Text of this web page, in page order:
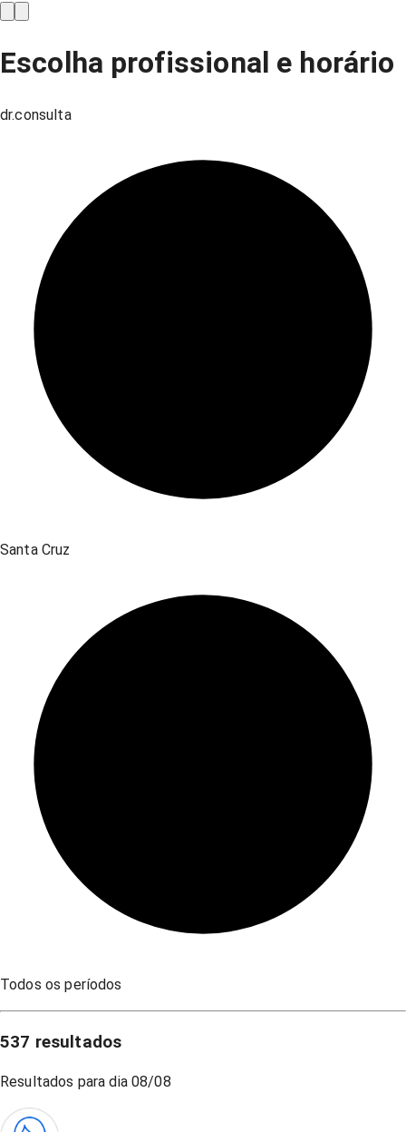
Escolha profissional e horário
dr.consulta
Santa Cruz
Todos os períodos
537 resultados
Resultados para dia 08/08